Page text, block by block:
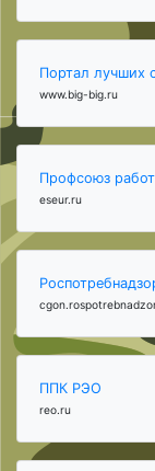
Портал лучших
www.big-big.ru
Профсоюз
eseur.ru
ППК РЭО
reo.ru